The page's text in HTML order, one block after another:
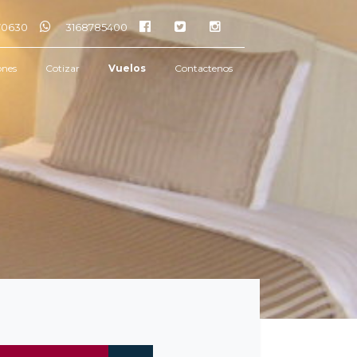
3168785400
Cotizar Vuelos Contactenos